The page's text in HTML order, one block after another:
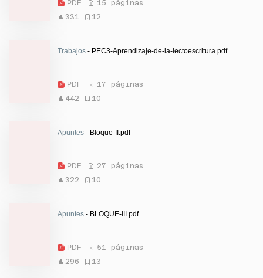
PDF
15 páginas
331
12
Trabajos - PEC3-Aprendizaje-de-la-lectoescritura.pdf
PDF
17 páginas
442
10
Apuntes - Bloque-II.pdf
PDF
27 páginas
322
10
Apuntes - BLOQUE-III.pdf
PDF
51 páginas
296
13